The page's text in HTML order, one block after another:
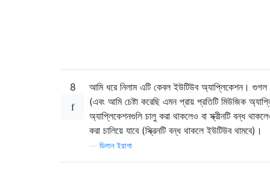
8
আমি ধরে নিলাম এটি কেবল ইউটিউব অ্যাপ্লিকেশন। গুগল
(এবং আমি চেষ্টা করেছি এমন প্রায় প্রতিটি মিউজিক
অ্যাপ্লিকেশনগুলি চালু করা থাকলেও বা স্ক্রীনটি বন্ধ
করা চালিয়ে যাবে (স্ক্রিনটি বন্ধ থাকলে ইউটিউব থামবে)।
ডিলান ইয়াগা